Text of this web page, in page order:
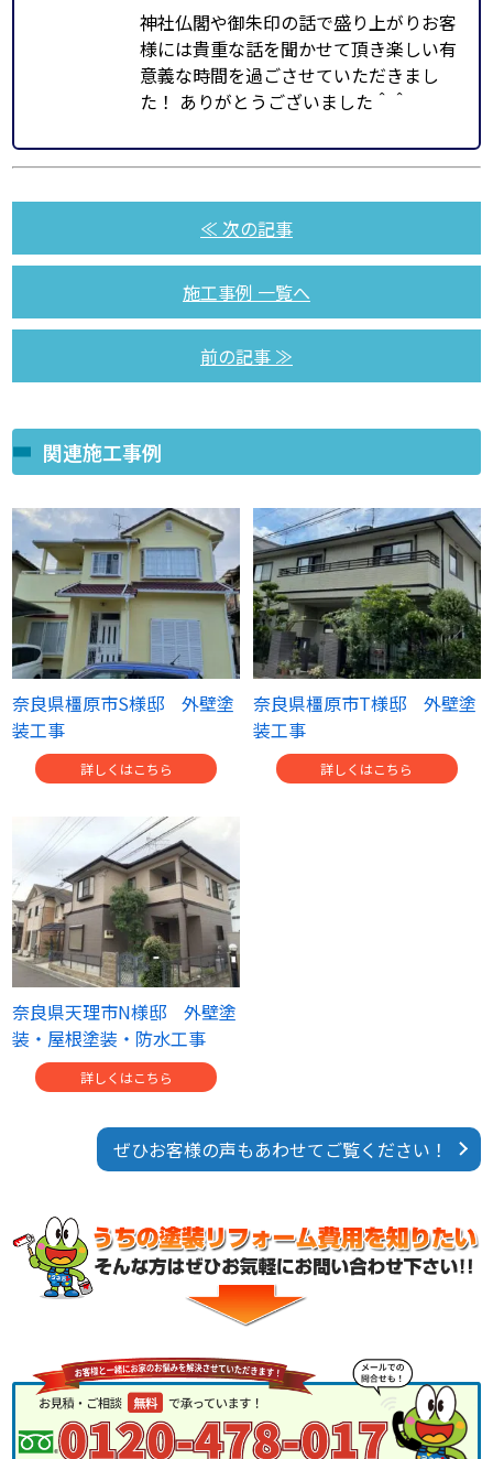
神社仏閣や御朱印の話で盛り上がりお客
様には貴重な話を聞かせて頂き楽しい有
意義な時間を過ごさせていただきまし
た！ ありがとうございました＾＾
≪ 次の記事
施工事例 一覧へ
前の記事 ≫
関連施工事例
奈良県橿原市S様邸 外壁塗
装工事
詳しくはこちら
奈良県橿原市T様邸 外壁塗
装工事
詳しくはこちら
奈良県天理市N様邸 外壁塗
装・屋根塗装・防水工事
詳しくはこちら
ぜひお客様の声もあわせてご覧ください！